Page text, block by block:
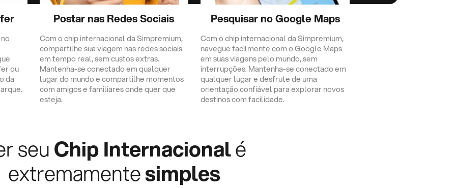
ou
da
Postar nas Redes Sociais
Com o chip internacional da Simpremium,
compartilhe sua viagem nas redes sociais
em tempo real, sem custos extras.
Mantenha-se conectado em qualquer
lugar do mundo e compartilhe momentos
com amigos e familiares onde quer que
esteja.
Pesquisar no Google Maps
Com o chip internacional da Simpremium,
navegue facilmente com o Google Maps
em suas viagens pelo mundo, sem
interrupções. Mantenha-se conectado em
qualquer lugar e desfrute de uma
orientação confiável para explorar novos
destinos com facilidade.
seuChip Internacionalé
extremamentesimples